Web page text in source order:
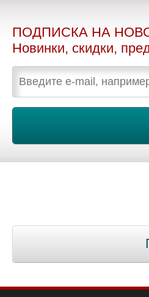
ПОДПИСКА НА
Новинки, скидки,